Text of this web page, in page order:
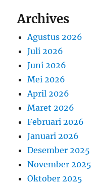
Archives
Agustus 2026
Juli 2026
Juni 2026
Mei 2026
April 2026
Maret 2026
Februari 2026
Januari 2026
Desember 2025
November 2025
Oktober 2025